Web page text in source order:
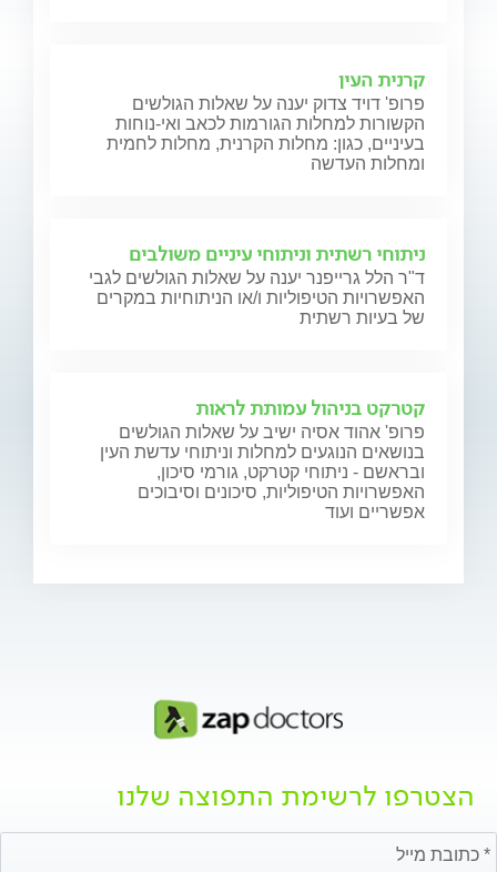
קרנית העין
פרופ' דויד צדוק יענה על שאלות הגולשים
הקשורות למחלות הגורמות לכאב ואי-נוחות
בעיניים, כגון: מחלות הקרנית, מחלות לחמית
ומחלות העדשה
ניתוחי רשתית וניתוחי עיניים משולבים
ד"ר הלל גרייפנר יענה על שאלות הגולשים לגבי
האפשרויות הטיפוליות ו/או הניתוחיות במקרים
של בעיות רשתית
קטרקט בניהול עמותת לראות
פרופ' אהוד אסיה ישיב על שאלות הגולשים
בנושאים הנוגעים למחלות וניתוחי עדשת העין
ובראשם - ניתוחי קטרקט, גורמי סיכון,
האפשרויות הטיפוליות, סיכונים וסיבוכים
אפשריים ועוד
הצטרפו לרשימת התפוצה שלנו